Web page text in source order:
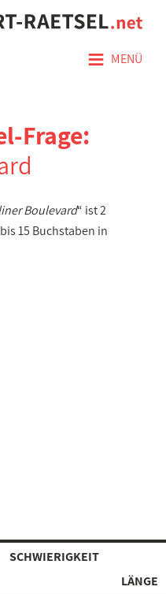
≡ MENÜ
Frage:
Boulevard“ ist 2
15 Buchstaben in
SCHWIERIGKEIT
LÄNGE